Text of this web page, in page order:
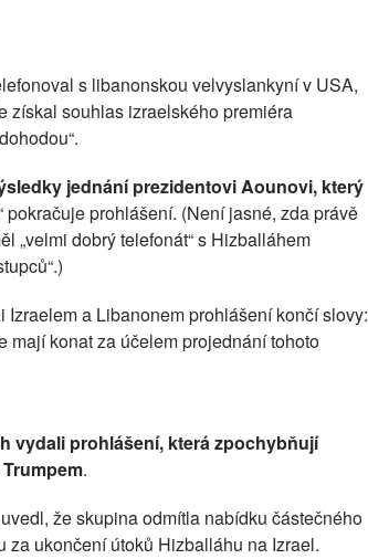
s libanonskou velvyslankyní v USA,
získal souhlas izraelského premiéra
jednání prezidentovi Aounovi, který
pokračuje prohlášení. (Není jasné, zda právě
„velmi dobrý telefonát“ s Hizballáhem
a Libanonem prohlášení končí slovy:
mají konat za účelem projednání tohoto
vydali prohlášení, která zpochybňují
.
uvedl, že skupina odmítla nabídku částečného
za ukončení útoků Hizballáhu na Izrael.